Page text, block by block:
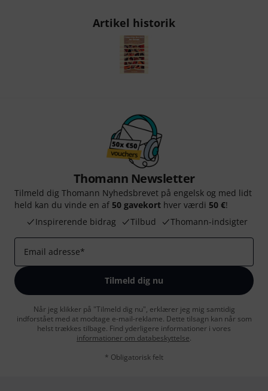
Artikel historik
Thomann Newsletter
Tilmeld dig Thomann Nyhedsbrevet på engelsk og med lidt
held kan du vinde en af 50 gavekort hver værdi 50 €!
Inspirerende bidrag
Tilbud Thomann-indsigter
Email adresse*
Tilmeld dig nu
Når jeg klikker på "Tilmeld dig nu", erklærer jeg mig samtidig
indforstået med at modtage e-mail-reklame. Dette tilsagn kan når som
helst trækkes tilbage. Find yderligere informationer i vores
informationer om databeskyttelse.
* Obligatorisk felt